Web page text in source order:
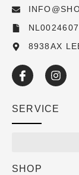
8938AX
SERVICE
SHOP